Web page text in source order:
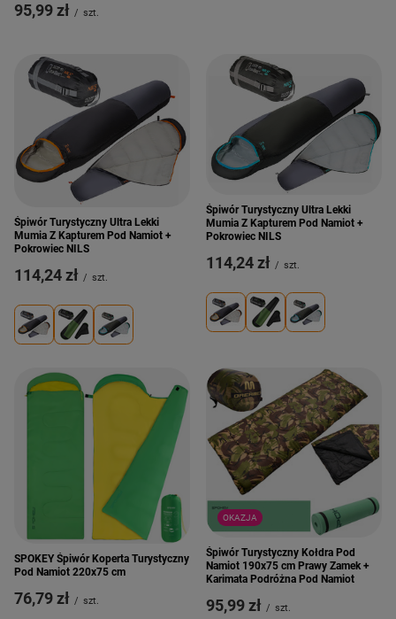
95,99 zł / szt.
Śpiwór Turystyczny Ultra Lekki
Mumia Z Kapturem Pod Namiot +
Pokrowiec NILS
114,24 zł / szt.
Śpiwór Turystyczny Ultra Lekki
Mumia Z Kapturem Pod Namiot +
Pokrowiec NILS
114,24 zł / szt.
SPOKEY Śpiwór Koperta Turystyczny
Pod Namiot 220x75 cm
76,79 zł / szt.
OKAZJA
Śpiwór Turystyczny Kołdra Pod
Namiot 190x75 cm Prawy Zamek +
Karimata Podróżna Pod Namiot
95,99 zł / szt.